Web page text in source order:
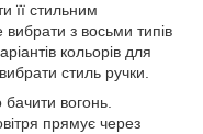
її стильним
з восьми типів
кольорів для
стиль ручки.
бачити вогонь.
прямує через